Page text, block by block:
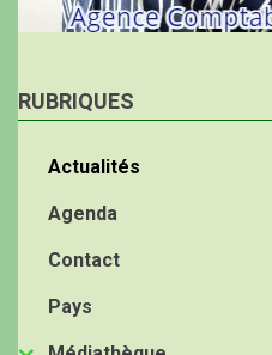
RUBRIQUES
Actualités
Agenda
Contact
Pays